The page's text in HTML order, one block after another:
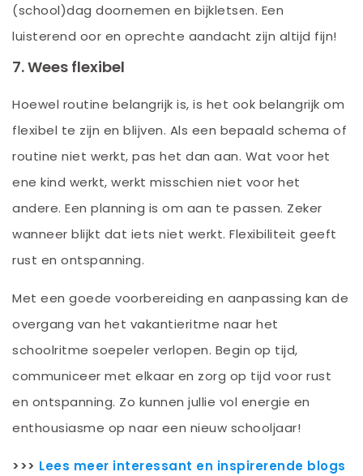
(school)dag doornemen en bijkletsen. Een
luisterend oor en oprechte aandacht zijn altijd fijn!
7. Wees flexibel
Hoewel routine belangrijk is, is het ook belangrijk om
flexibel te zijn en blijven. Als een bepaald schema of
routine niet werkt, pas het dan aan. Wat voor het
ene kind werkt, werkt misschien niet voor het
andere. Een planning is om aan te passen. Zeker
wanneer blijkt dat iets niet werkt. Flexibiliteit geeft
rust en ontspanning.
Met een goede voorbereiding en aanpassing kan de
overgang van het vakantieritme naar het
schoolritme soepeler verlopen. Begin op tijd,
communiceer met elkaar en zorg op tijd voor rust
en ontspanning. Zo kunnen jullie vol energie en
enthousiasme op naar een nieuw schooljaar!
>>> Lees meer interessant en inspirerende blogs